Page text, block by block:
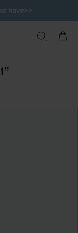
have>>